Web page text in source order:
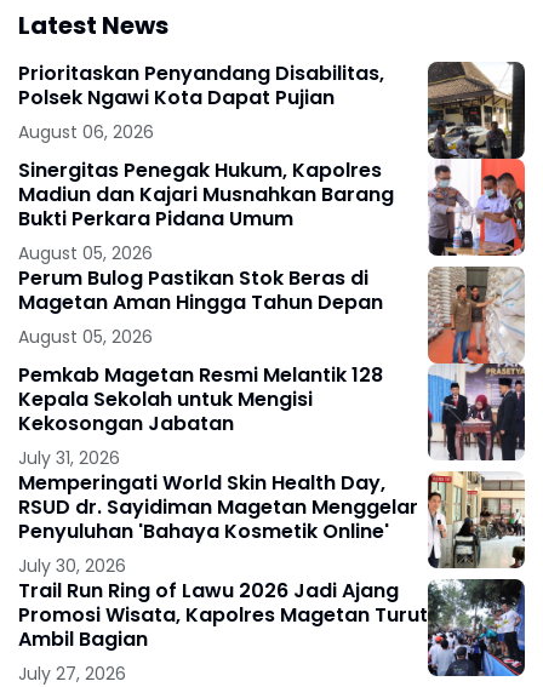
Latest News
Prioritaskan Penyandang Disabilitas,
Polsek Ngawi Kota Dapat Pujian
August 06, 2026
Sinergitas Penegak Hukum, Kapolres
Madiun dan Kajari Musnahkan Barang
Bukti Perkara Pidana Umum
August 05, 2026
Perum Bulog Pastikan Stok Beras di
Magetan Aman Hingga Tahun Depan
August 05, 2026
Pemkab Magetan Resmi Melantik 128
Kepala Sekolah untuk Mengisi
Kekosongan Jabatan
July 31, 2026
Memperingati World Skin Health Day,
RSUD dr. Sayidiman Magetan Menggelar
Penyuluhan 'Bahaya Kosmetik Online'
July 30, 2026
Trail Run Ring of Lawu 2026 Jadi Ajang
Promosi Wisata, Kapolres Magetan Turut
Ambil Bagian
July 27, 2026